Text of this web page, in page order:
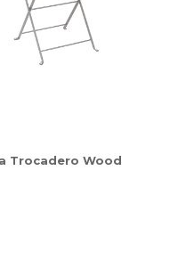
Trocadero Wood